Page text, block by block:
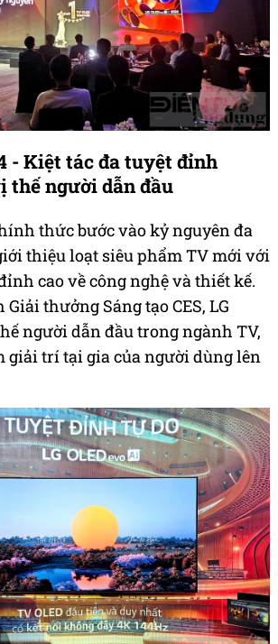
- Kiệt tác đa tuyệt đỉnh
thế người dẫn đầu
thức bước vào kỷ nguyên đa
thiệu loạt siêu phẩm TV mới với
cao về công nghệ và thiết kế.
thưởng Sáng tạo CES, LG
người dẫn đầu trong ngành TV,
giải trí tại gia của người dùng lên